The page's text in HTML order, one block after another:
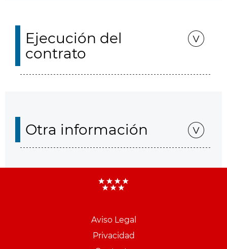
Ejecución del
contrato
Otra información
Aviso Legal
Privacidad